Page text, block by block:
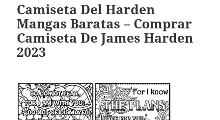
Camiseta Del Harden
Mangas Baratas – Comprar
Camiseta De James Harden
2023